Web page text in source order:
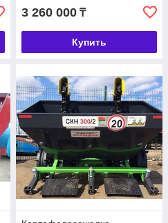
3 260 000 ₸
Купить